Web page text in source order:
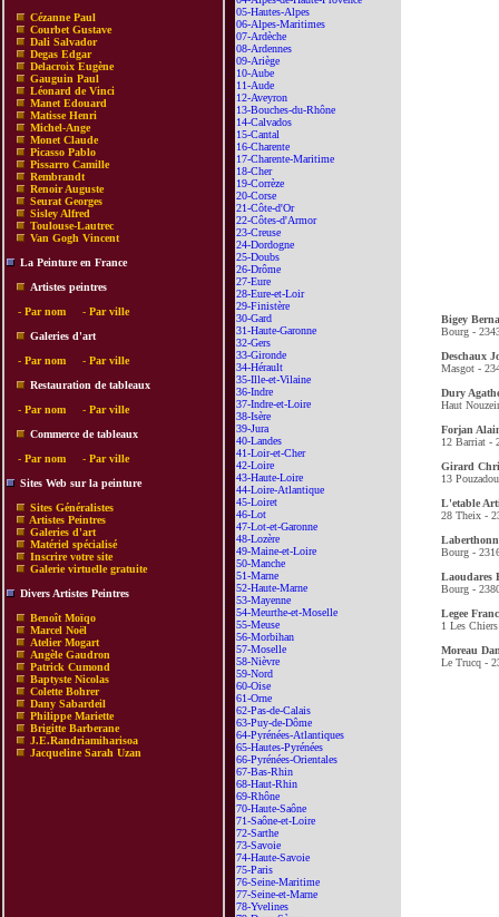
Cézanne Paul
Courbet Gustave
Dali Salvador
Degas Edgar
Delacroix Eugène
Gauguin Paul
Léonard de Vinci
Manet Edouard
Matisse Henri
Michel-Ange
Monet Claude
Picasso Pablo
Pissarro Camille
Rembrandt
Renoir Auguste
Seurat Georges
Sisley Alfred
Toulouse-Lautrec
Van Gogh Vincent
La Peinture en France
Artistes peintres
- Par nom - Par ville
Galeries d'art
- Par nom - Par ville
Restauration de tableaux
- Par nom - Par ville
Commerce de tableaux
- Par nom - Par ville
Sites Web sur la peinture
Sites Généralistes
Artistes Peintres
Galeries d'art
Matériel spécialisé
Inscrire votre site
Galerie virtuelle gratuite
Divers Artistes Peintres
Benoît Moïqo
Marcel Noël
Atelier Mogart
Angèle Gaudron
Patrick Cumond
Baptyste Nicolas
Colette Bohrer
Dany Sabardeil
Philippe Mariette
Brigitte Barberane
J.E.Randriamiharisoa
Jacqueline Sarah Uzan
05-Hautes-Alpes
06-Alpes-Maritimes
07-Ardèche
08-Ardennes
09-Ariège
10-Aube
11-Aude
12-Aveyron
13-Bouches-du-Rhône
14-Calvados
15-Cantal
16-Charente
17-Charente-Maritime
18-Cher
19-Corrèze
20-Corse
21-Côte-d'Or
22-Côtes-d'Armor
23-Creuse
24-Dordogne
25-Doubs
26-Drôme
27-Eure
28-Eure-et-Loir
29-Finistère
30-Gard
31-Haute-Garonne
32-Gers
33-Gironde
34-Hérault
35-Ille-et-Vilaine
36-Indre
37-Indre-et-Loire
38-Isère
39-Jura
40-Landes
41-Loir-et-Cher
42-Loire
43-Haute-Loire
44-Loire-Atlantique
45-Loiret
46-Lot
47-Lot-et-Garonne
48-Lozère
49-Maine-et-Loire
50-Manche
51-Marne
52-Haute-Marne
53-Mayenne
54-Meurthe-et-Moselle
55-Meuse
56-Morbihan
57-Moselle
58-Nièvre
59-Nord
60-Oise
61-Orne
62-Pas-de-Calais
63-Puy-de-Dôme
64-Pyrénées-Atlantiques
65-Hautes-Pyrénées
66-Pyrénées-Orientales
67-Bas-Rhin
68-Haut-Rhin
69-Rhône
70-Haute-Saône
71-Saône-et-Loire
72-Sarthe
73-Savoie
74-Haute-Savoie
75-Paris
76-Seine-Maritime
77-Seine-et-Marne
78-Yvelines
Bigey
Bourg -
Deschaux
Masgot -
Dury
Haut
Forjan
12 Barriat -
Girard
13
L'etable
28 Theix -
Bourg -
Laoudares
Bourg -
Legee
1 Les
Moreau
Le Trucq -